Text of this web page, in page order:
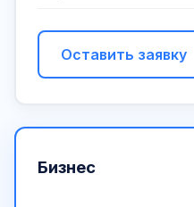
Оставить заявку
Бизнес